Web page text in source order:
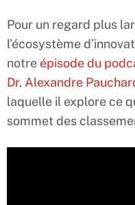
Pour un regard plus
l’écosystème
notre épisode du
Dr. Alexandre
laquelle il explore ce
sommet des